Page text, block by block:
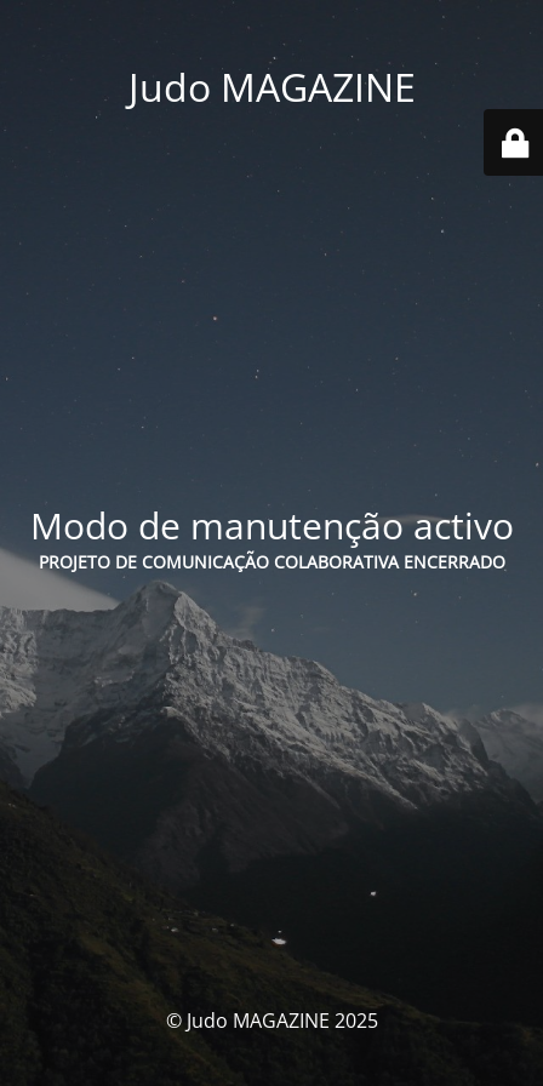
Judo MAGAZINE
Modo de manutenção activo
PROJETO DE COMUNICAÇÃO COLABORATIVA ENCERRADO
© Judo MAGAZINE 2025